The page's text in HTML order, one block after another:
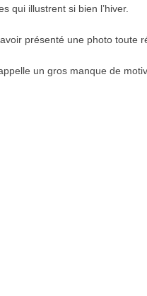
qui illustrent si bien l’hiver.
présenté une photo toute
un gros manque de